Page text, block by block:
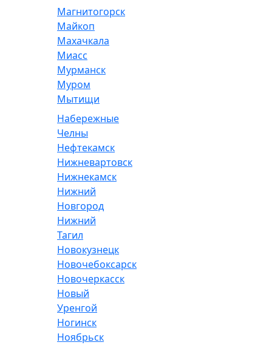
Магнитогорск
Майкоп
Махачкала
Миасс
Мурманск
Муром
Мытищи
Набережные
Челны
Нефтекамск
Нижневартовск
Нижнекамск
Нижний
Новгород
Нижний
Тагил
Новокузнецк
Новочебоксарск
Новочеркасск
Новый
Уренгой
Ногинск
Ноябрьск